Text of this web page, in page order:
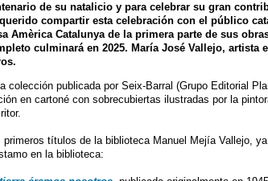
de su natalicio y para celebrar su gran
compartir esta celebración con el público
Amèrica Catalunya de la primera parte de sus
culminará en 2025. María José Vallejo, artista
colección publicada por Seix-Barral (Grupo Editorial
en cartoné con sobrecubiertas ilustradas por la
primeros títulos de la biblioteca Manuel Mejía Vallejo,
en la biblioteca: